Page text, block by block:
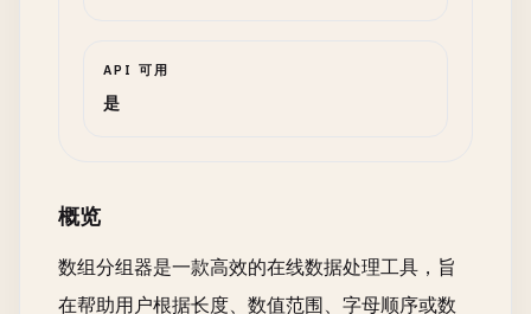
API 可用
是
概览
数组分组器是一款高效的在线数据处理工具，旨
在帮助用户根据长度、数值范围、字母顺序或数